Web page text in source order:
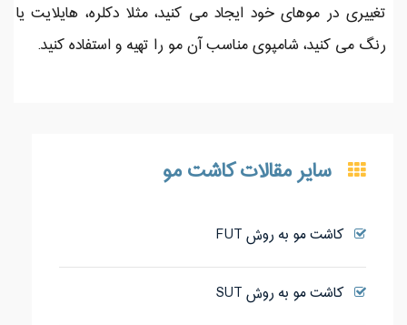
تغییری در موهای خود ایجاد می کنید، مثلا دکلره، هایلایت یا
رنگ می کنید، شامپوی مناسب آن مو را تهیه و استفاده کنید.
سایر مقالات کاشت مو
کاشت مو به روش FUT
کاشت مو به روش SUT